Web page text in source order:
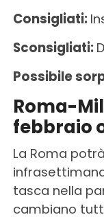
Consigliati:
Sconsigliati:
Possibile
Roma-
febbraio
La Roma
tasca nella
cambiano